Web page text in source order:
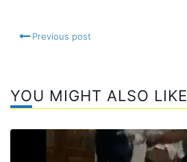
Previous post
YOU MIGHT ALSO LIKE